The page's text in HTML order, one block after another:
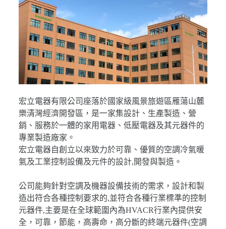
宏立電器有限公司座落於國家級風景旅遊區雁蕩山麓
樂清灣經濟開發區，是一家集設計、生產製造、營
銷、服務於一體的家用電器、低壓電器及其元器件的
專業製造廠家。
宏立電器自創立以來致力於可靠、優質的空調冷氣暖
氣及工業控制設備及元件的設計,開發與製造。
公司能夠針對空調及機器設備技術的需求，設計和製
造出符合各種控制要求的,並符合各種行業標準的控制
元器件,主要是在全球範圍內為HVACR行業內提供安
全，可靠，節能，高壽命，高分斷的終端元器件(空調